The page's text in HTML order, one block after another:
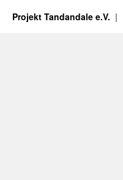
Projekt Tandandale e.V.